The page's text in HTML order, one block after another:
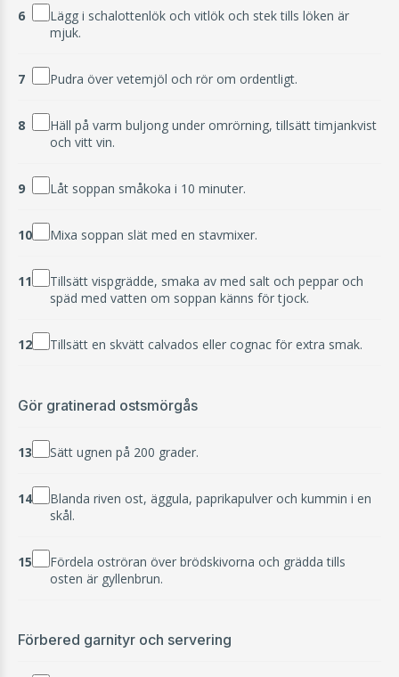
6
Lägg i schalottenlök och vitlök och stek tills löken är
mjuk.
7 Pudra över vetemjöl och rör om ordentligt.
8
Häll på varm buljong under omrörning, tillsätt timjankvist
och vitt vin.
9 Låt soppan småkoka i 10 minuter.
10 Mixa soppan slät med en stavmixer.
11
Tillsätt vispgrädde, smaka av med salt och peppar och
späd med vatten om soppan känns för tjock.
12 Tillsätt en skvätt calvados eller cognac för extra smak.
Gör gratinerad ostsmörgås
13 Sätt ugnen på 200 grader.
14
Blanda riven ost, äggula, paprikapulver och kummin i en
skål.
15
Fördela oströran över brödskivorna och grädda tills
osten är gyllenbrun.
Förbered garnityr och servering